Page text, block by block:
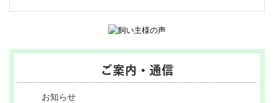
ご案内・通信
お知らせ